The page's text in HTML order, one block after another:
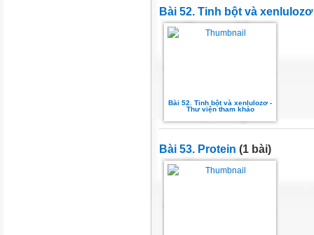
Bài 52. Tinh bột và xenlulozơ
Bài 52. Tinh bột và xenlulozơ -
Thư viện tham khảo
Bài 53. Protein (1 bài)